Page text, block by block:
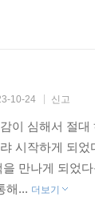
10-24 신고
이 심해서 절
시작하게 되
을 만나게 되었
해... 더보기